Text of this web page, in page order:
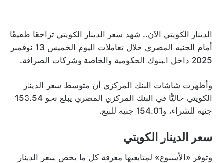
الدينار الكويتي الآن.. شهد سعر الدينار الكويتي تراجعًا طفيفًا
أمام الجنيه المصري خلال تعاملات اليوم الخميس 13 نوفمبر
2025 داخل البنوك الحكومية والخاصة وشركات الصرافة.
وأظهرت شاشات البنك المركزي أن متوسط سعر الدينار
الكويتي حاليًّا في البنك المركزي المصري يبلغ نحو 153.54
جنيه للشراء، و154.01 جنيه للبيع.
سعر الدينار الكويتي
وتوفر «الأسبوع» لمتابعيها معرفة كل ما يخص سعر الدينار